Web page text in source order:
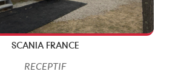
SCANIA FRANCE
RECEPTIF